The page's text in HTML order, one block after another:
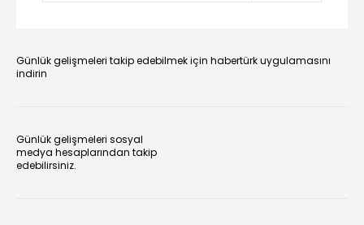
Günlük gelişmeleri takip edebilmek için habertürk uygulamasını
indirin
Günlük gelişmeleri sosyal
medya hesaplarından takip
edebilirsiniz.